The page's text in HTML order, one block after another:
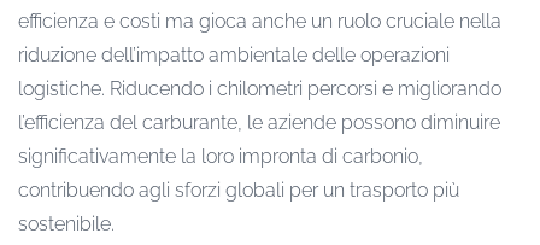
efficienza e costi ma gioca anche un ruolo cruciale nella
riduzione dell’impatto ambientale delle operazioni
logistiche. Riducendo i chilometri percorsi e migliorando
l’efficienza del carburante, le aziende possono diminuire
significativamente la loro impronta di carbonio,
contribuendo agli sforzi globali per un trasporto più
sostenibile.